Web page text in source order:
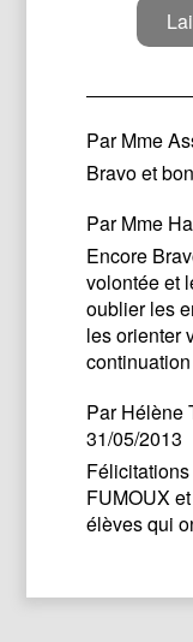
ParMme
Bravo et
ParMme
Encore
volontée et
oublier les
les orienter
ParHélène
31/05/2013
FUMOUX
élèves qui